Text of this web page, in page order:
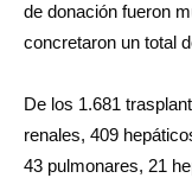
de donación fueron
concretaron un total
De los 1.681
renales, 409
43 pulmonares, 21